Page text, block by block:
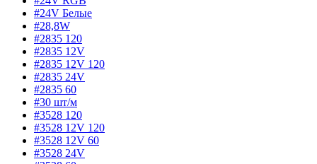
#24V Белые
#28,8W
#2835 120
#2835 12V
#2835 12V 120
#2835 24V
#2835 60
#30 шт/м
#3528 120
#3528 12V 120
#3528 12V 60
#3528 24V